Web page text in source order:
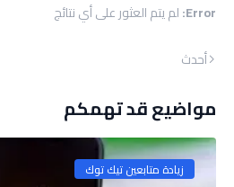
Error: لم يتم العثور على أي نتائج
أحدث
مواضيع قد تهمكم
زيادة متابعين تيك توك